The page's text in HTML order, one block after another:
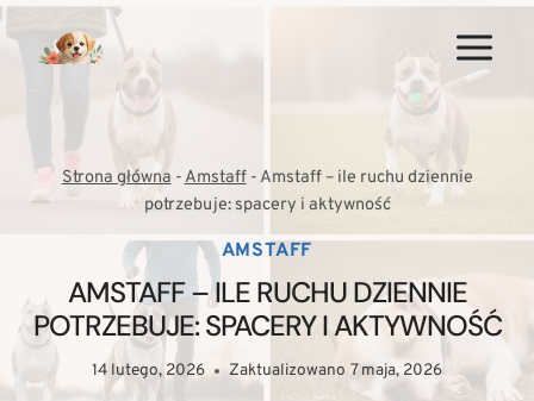
Przejdź
do
Strona główna-Amstaff- Amstaff – ile ruchu dziennie
potrzebuje: spacery i aktywność
AMSTAFF
AMSTAFF – ILE RUCHU DZIENNIE
POTRZEBUJE: SPACERY I AKTYWNOŚĆ
14 lutego, 2026 Zaktualizowano 7 maja, 2026